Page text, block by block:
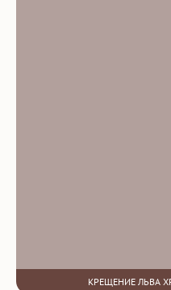
КРЕЩЕНИЕ ЛЬВА